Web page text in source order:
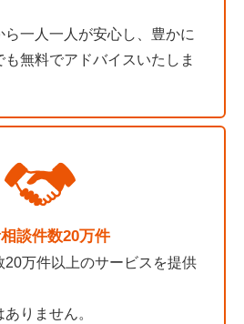
一人一人が安心し、豊かに
無料でアドバイスいたしま
談件数20万件
20万件以上のサービスを提供
りません。